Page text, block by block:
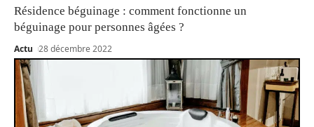
Résidence béguinage : comment fonctionne un
béguinage pour personnes âgées ?
Actu 28 décembre 2022